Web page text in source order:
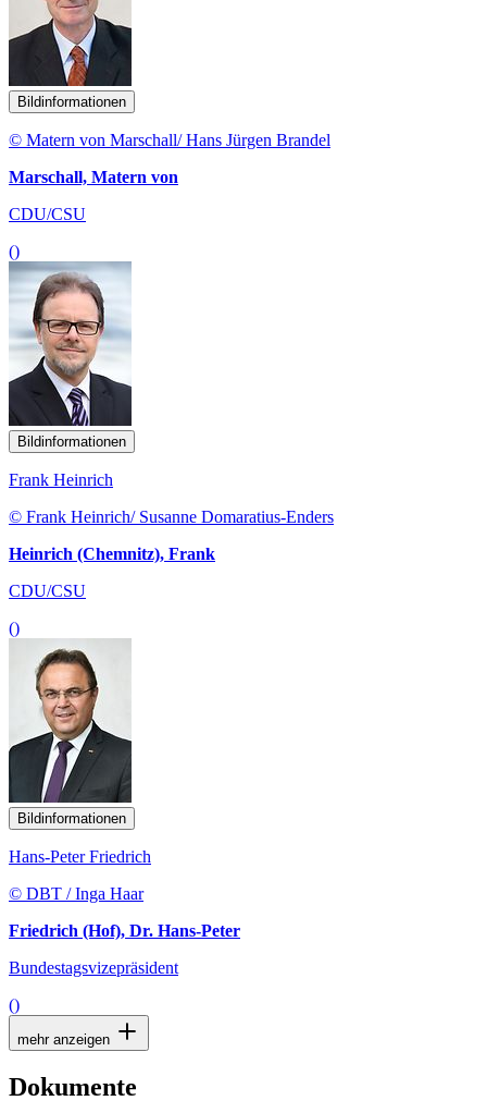
Bildinformationen
© Matern von Marschall/ Hans Jürgen Brandel
Marschall, Matern von
CDU/CSU
()
Bildinformationen
Frank Heinrich
© Frank Heinrich/ Susanne Domaratius-Enders
Heinrich (Chemnitz), Frank
CDU/CSU
()
Bildinformationen
Hans-Peter Friedrich
© DBT / Inga Haar
Friedrich (Hof), Dr. Hans-Peter
Bundestagsvizepräsident
()
mehr anzeigen
Dokumente